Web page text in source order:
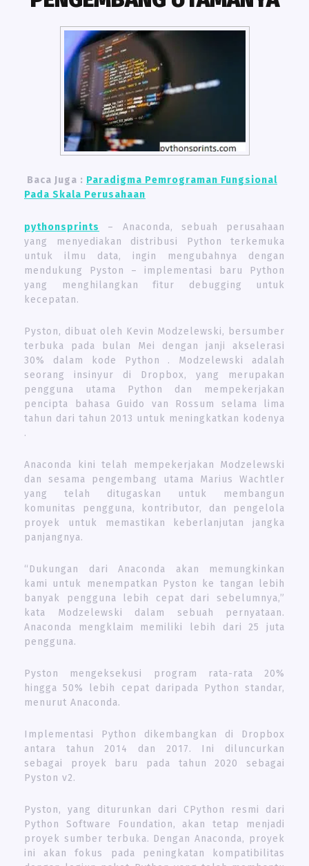
Baca Juga : Paradigma Pemrograman Fungsional
Pada Skala Perusahaan
pythonsprints
– Anaconda, sebuah perusahaan
yang menyediakan distribusi Python terkemuka
untuk ilmu data, ingin mengubahnya dengan
mendukung Pyston – implementasi baru Python
yang menghilangkan fitur debugging untuk
kecepatan.
Pyston, dibuat oleh Kevin Modzelewski, bersumber
terbuka pada bulan Mei dengan janji akselerasi
30% dalam kode Python . Modzelewski adalah
seorang insinyur di Dropbox, yang merupakan
pengguna utama Python dan mempekerjakan
pencipta bahasa Guido van Rossum selama lima
tahun dari tahun 2013 untuk meningkatkan kodenya
.
Anaconda kini telah mempekerjakan Modzelewski
dan sesama pengembang utama Marius Wachtler
yang telah ditugaskan untuk membangun
komunitas pengguna, kontributor, dan pengelola
proyek untuk memastikan keberlanjutan jangka
panjangnya.
“Dukungan dari Anaconda akan memungkinkan
kami untuk menempatkan Pyston ke tangan lebih
banyak pengguna lebih cepat dari sebelumnya,”
kata Modzelewski dalam sebuah pernyataan.
Anaconda mengklaim memiliki lebih dari 25 juta
pengguna.
Pyston mengeksekusi program rata-rata 20%
hingga 50% lebih cepat daripada Python standar,
menurut Anaconda.
Implementasi Python dikembangkan di Dropbox
antara tahun 2014 dan 2017. Ini diluncurkan
sebagai proyek baru pada tahun 2020 sebagai
Pyston v2.
Pyston, yang diturunkan dari CPython resmi dari
Python Software Foundation, akan tetap menjadi
proyek sumber terbuka. Dengan Anaconda, proyek
ini akan fokus pada peningkatan kompatibilitas